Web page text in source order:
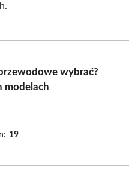
wybrać?
modelach
19